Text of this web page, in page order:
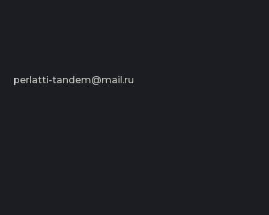
perlatti-tandem@mail.ru